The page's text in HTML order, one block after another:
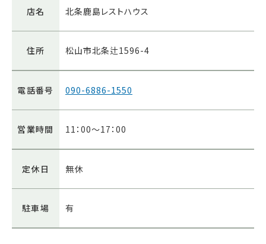
店名 北条鹿島レストハウス
住所 松山市北条辻1596-4
電話番号 090-6886-1550
営業時間 11：00～17：00
定休日 無休
駐車場 有